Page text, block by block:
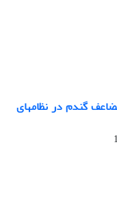
گندم در نظام‏های